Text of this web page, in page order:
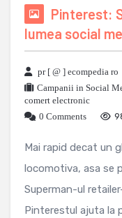
Pinterest:
lumea social
pr [ @ ] ecompedia ro
Campanii in Social
comert electronic
0 Comments
Mai rapid decat un
locomotiva, asa se
Superman-ul
Pinterestul ajuta la